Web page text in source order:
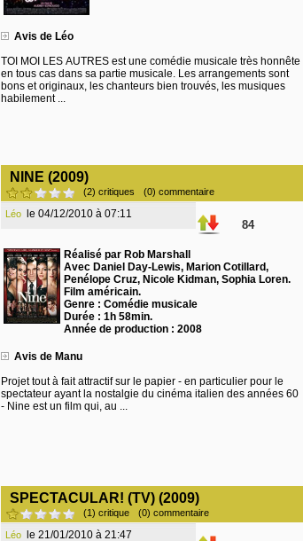
Avis de Léo
TOI MOI LES AUTRES est une comédie musicale très honnête
en tous cas dans sa partie musicale. Les arrangements sont
bons et originaux, les chanteurs bien trouvés, les musiques
habilement ...
NINE (2009)
(2) critiques (0) commentaire
Léo le 04/12/2010 à 07:11
84
Réalisé par Rob Marshall
Avec Daniel Day-Lewis, Marion Cotillard,
Penélope Cruz, Nicole Kidman, Sophia Loren.
Film américain.
Genre : Comédie musicale
Durée : 1h 58min.
Année de production : 2008
Avis de Manu
Projet tout à fait attractif sur le papier - en particulier pour le
spectateur ayant la nostalgie du cinéma italien des années 60
- Nine est un film qui, au ...
SPECTACULAR! (TV) (2009)
(1) critique (0) commentaire
Léo le 21/01/2010 à 21:47